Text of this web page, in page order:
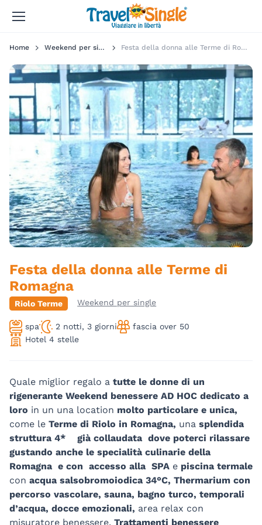
Home Weekend per single Festa della donna alle Terme di Romagna
Festa della donna alle Terme di
Romagna
Riolo Terme Weekend per single
spa 2 notti, 3 giorni
fascia over 50
Hotel 4 stelle
Quale miglior regalo a tutte le donne di un
rigenerante Weekend benessere AD HOC dedicato a
loro in un una location molto particolare e unica,
come le Terme di Riolo in Romagna, una splendida
struttura 4* già collaudata dove poterci rilassare
gustando anche le specialità culinarie della
Romagna e con accesso alla SPA e piscina termale
con acqua salsobromoiodica 34°C, Thermarium con
percorso vascolare, sauna, bagno turco, temporali
d’acqua, docce emozionali, area relax con
misuratore benessere. Trattamenti benessere